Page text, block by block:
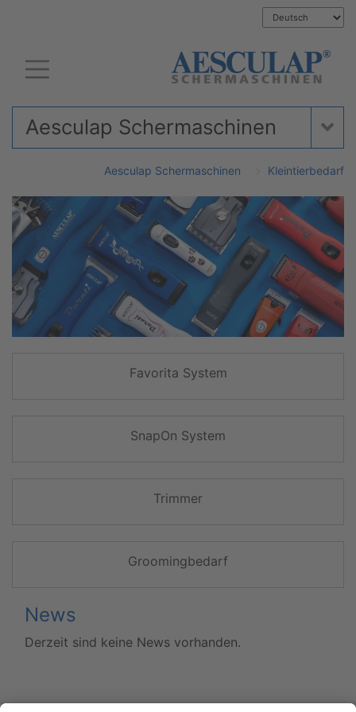
Aesculap Schermaschinen
Aesculap Schermaschinen Kleintierbedarf
Favorita System
SnapOn System
Trimmer
Groomingbedarf
News
Derzeit sind keine News vorhanden.